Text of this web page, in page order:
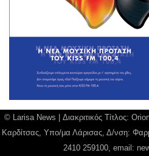
© Larisa News | Διακριτικός Τίτλος:
Καρδίτσας, Υπο/μα Λάρισας, Δ/νση:
2410 259100, email: